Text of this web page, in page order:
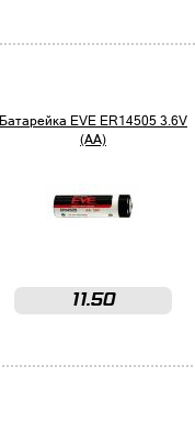
Батарейка EVE ER14505 3.6V
(AA)
11.50